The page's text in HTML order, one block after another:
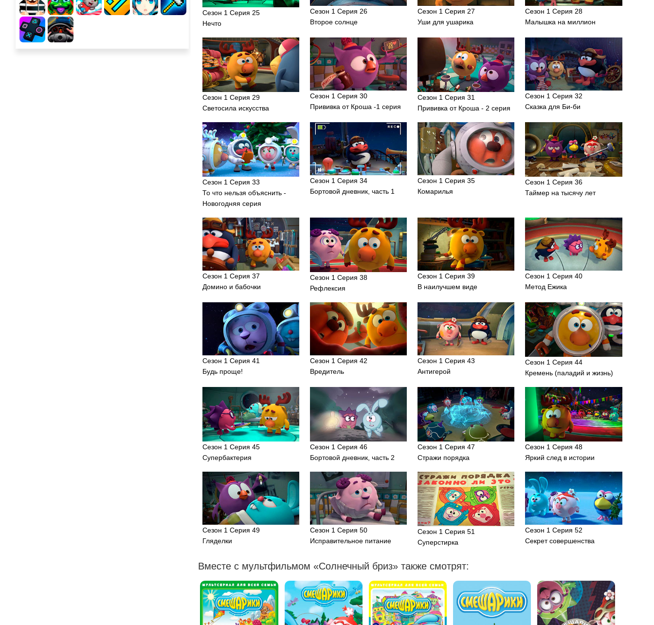
Сезон 1 Серия 25
Нечто
Сезон 1 Серия 26
Второе солнце
Сезон 1 Серия 27
Уши для ушарика
Сезон 1 Серия 28
Малышка на миллион
Сезон 1 Серия 29
Светосила искусства
Сезон 1 Серия 30
Прививка от Кроша -1 серия
Сезон 1 Серия 31
Прививка от Кроша - 2 серия
Сезон 1 Серия 32
Сказка для Би-би
Сезон 1 Серия 33
То что нельзя объяснить -
Новогодняя серия
Сезон 1 Серия 34
Бортовой дневник, часть 1
Сезон 1 Серия 35
Комарилья
Сезон 1 Серия 36
Таймер на тысячу лет
Сезон 1 Серия 37
Домино и бабочки
Сезон 1 Серия 38
Рефлексия
Сезон 1 Серия 39
В наилучшем виде
Сезон 1 Серия 40
Метод Ежика
Сезон 1 Серия 41
Будь проще!
Сезон 1 Серия 42
Вредитель
Сезон 1 Серия 43
Антигерой
Сезон 1 Серия 44
Кремень (паладий и жизнь)
Сезон 1 Серия 45
Супербактерия
Сезон 1 Серия 46
Бортовой дневник, часть 2
Сезон 1 Серия 47
Стражи порядка
Сезон 1 Серия 48
Яркий след в истории
Сезон 1 Серия 49
Гляделки
Сезон 1 Серия 50
Исправительное питание
Сезон 1 Серия 51
Суперстирка
Сезон 1 Серия 52
Секрет совершенства
Вместе с мультфильмом «Солнечный бриз» также смотрят: